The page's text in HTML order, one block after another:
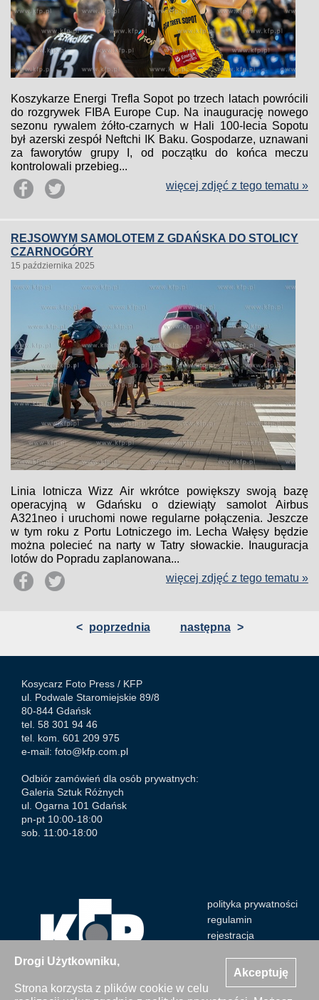
Akceptuję
Drogi Użytkowniku,
Strona korzysta z plików cookie w celu
Koszykarze Energi Trefla Sopot po trzech latach powrócili
do rozgrywek FIBA Europe Cup. Na inaugurację nowego
sezonu rywalem żółto-czarnych w Hali 100-lecia Sopotu
był azerski zespół Neftchi IK Baku. Gospodarze, uznawani
za faworytów grupy I, od początku do końca meczu
kontrolowali przebieg...
więcej zdjęć z tego tematu »
REJSOWYM SAMOLOTEM Z GDAŃSKA DO STOLICY
CZARNOGÓRY
15 października 2025
Linia lotnicza Wizz Air wkrótce powiększy swoją bazę
operacyjną w Gdańsku o dziewiąty samolot Airbus
A321neo i uruchomi nowe regularne połączenia. Jeszcze
w tym roku z Portu Lotniczego im. Lecha Wałęsy będzie
można polecieć na narty w Tatry słowackie. Inauguracja
lotów do Popradu zaplanowana...
więcej zdjęć z tego tematu »
< poprzednia następna >
Kosycarz Foto Press / KFP
ul. Podwale Staromiejskie 89/8
80-844 Gdańsk
tel. 58 301 94 46
tel. kom. 601 209 975
e-mail: foto@kfp.com.pl
Odbiór zamówień dla osób prywatnych:
Galeria Sztuk Różnych
ul. Ogarna 101 Gdańsk
pn-pt 10:00-18:00
sob. 11:00-18:00
polityka prywatności
regulamin
rejestracja